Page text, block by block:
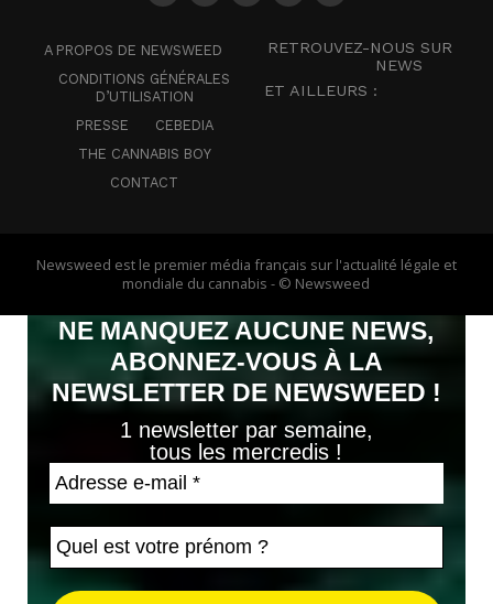
A PROPOS DE NEWSWEED
CONDITIONS GÉNÉRALES
D’UTILISATION
PRESSE
CEBEDIA
THE CANNABIS BOY
CONTACT
RETROUVEZ-NOUS SUR
NEWS
ET AILLEURS :
Newsweed est le premier média français sur l'actualité légale et
mondiale du cannabis - © Newsweed
NE MANQUEZ AUCUNE NEWS,
ABONNEZ-VOUS À LA
NEWSLETTER DE NEWSWEED !
1 newsletter par semaine,
tous les mercredis !